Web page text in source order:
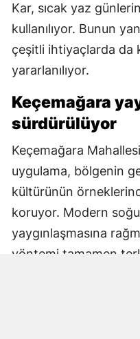
Kar, sıcak yaz
kullanılıyor. Bunun
çeşitli ihtiyaçlarda da
yararlanılıyor.
Keçemağara
sürdürülüyor
Keçemağara
uygulama, bölgenin
kültürünün
koruyor. Modern
yaygınlaşmasına
yöntemi tamamen